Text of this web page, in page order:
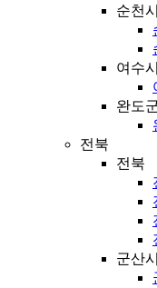
순천시
여수시
완도
전북
전북
군산시